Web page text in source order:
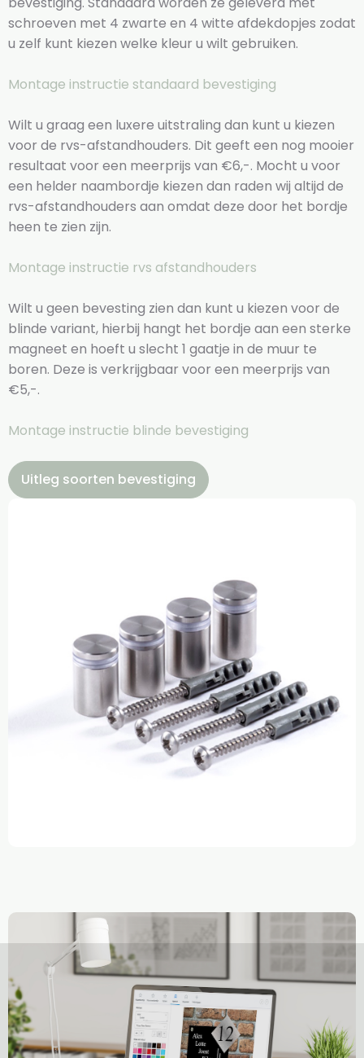
schroeven met 4 zwarte en 4 witte afdekdopjes zodat
u zelf kunt kiezen welke kleur u wilt gebruiken.
Montage instructie standaard bevestiging
Wilt u graag een luxere uitstraling dan kunt u kiezen
voor de rvs-afstandhouders. Dit geeft een nog mooier
resultaat voor een meerprijs van €6,-. Mocht u voor
een helder naambordje kiezen dan raden wij altijd de
rvs-afstandhouders aan omdat deze door het bordje
heen te zien zijn.
Montage instructie rvs afstandhouders
Wilt u geen bevesting zien dan kunt u kiezen voor de
blinde variant, hierbij hangt het bordje aan een sterke
magneet en hoeft u slecht 1 gaatje in de muur te
boren. Deze is verkrijgbaar voor een meerprijs van
€5,-.
Montage instructie blinde bevestiging
Uitleg soorten bevestiging